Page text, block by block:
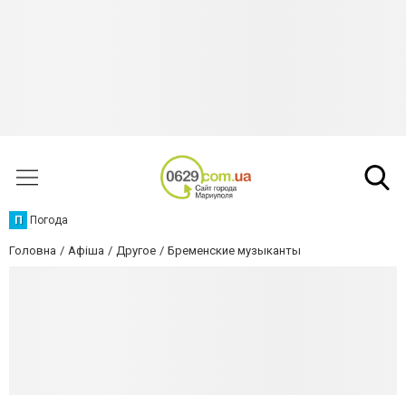
П Погода
Головна Афіша Другое Бременские музыканты